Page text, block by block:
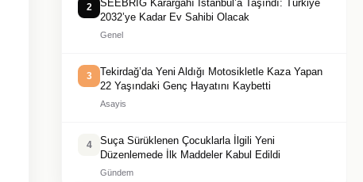
2
SEEBRIG Karargahı İstanbul’a Taşındı: Türkiye
2032’ye Kadar Ev Sahibi Olacak
Genel
3
Tekirdağ’da Yeni Aldığı Motosikletle Kaza Yapan
22 Yaşındaki Genç Hayatını Kaybetti
Asayis
4
Suça Sürüklenen Çocuklarla İlgili Yeni
Düzenlemede İlk Maddeler Kabul Edildi
Gündem